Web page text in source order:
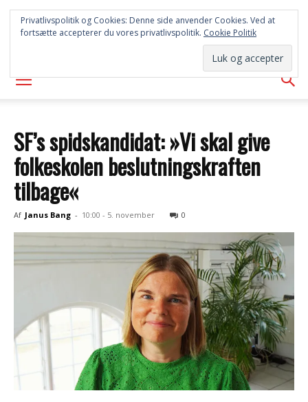
SYD
AVISEN
SF’s spidskandidat: »Vi skal give
folkeskolen beslutningskraften
tilbage«
Af Janus Bang - 10:00 - 5. november 0
Privatlivspolitik og Cookies: Denne side anvender Cookies. Ved at
fortsætte accepterer du vores privatlivspolitik. Cookie Politik